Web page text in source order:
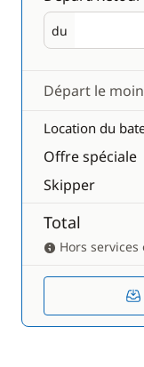
du
Départ
Départ le
Location du
Offre spéciale
Skipper
Total
Hors